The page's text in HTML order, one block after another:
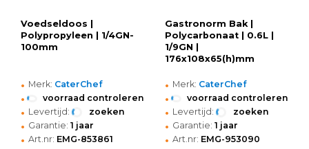
Voedseldoos |
Polypropyleen | 1/4GN-
100mm
• Merk: CaterChef
• voorraad controleren
• Levertijd: zoeken
• Garantie: 1 jaar
• Art.nr: EMG-853861
Gastronorm Bak |
Polycarbonaat | 0.6L |
1/9GN |
176x108x65(h)mm
• Merk: CaterChef
• voorraad controleren
• Levertijd: zoeken
• Garantie: 1 jaar
• Art.nr: EMG-953090